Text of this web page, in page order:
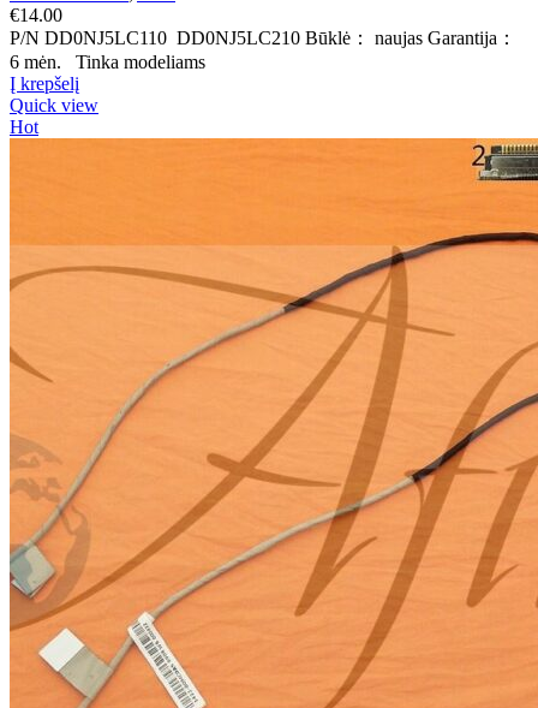
€14.00
P/N DD0NJ5LC110 DD0NJ5LC210 Būklė： naujas Garantija：
6 mėn. Tinka modeliams
Į krepšelį
Quick view
Hot